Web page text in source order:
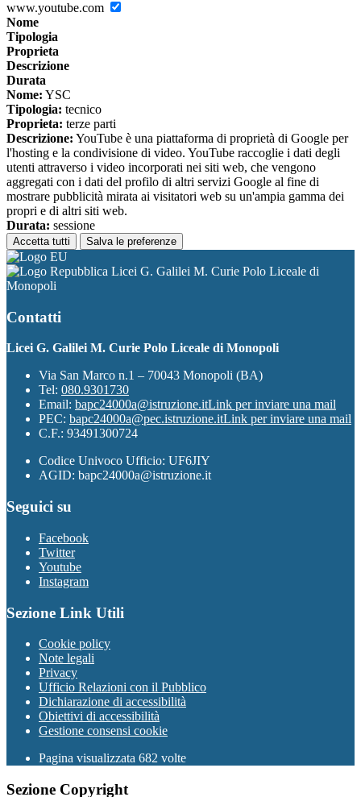
www.youtube.com
Nome
Tipologia
Proprieta
Descrizione
Durata
Nome: YSC
Tipologia: tecnico
Proprieta: terze parti
Descrizione: YouTube è una piattaforma di proprietà di Google per
l'hosting e la condivisione di video. YouTube raccoglie i dati degli
utenti attraverso i video incorporati nei siti web, che vengono
aggregati con i dati del profilo di altri servizi Google al fine di
mostrare pubblicità mirata ai visitatori web su un'ampia gamma dei
propri e di altri siti web.
Durata: sessione
Accetta tutti Salva le preferenze
Licei G. Galilei M. Curie Polo Liceale di
Monopoli
Contatti
Licei G. Galilei M. Curie Polo Liceale di Monopoli
Via San Marco n.1 – 70043 Monopoli (BA)
Tel: 080.9301730
Email: bapc24000a@istruzione.itLink per inviare una mail
PEC: bapc24000a@pec.istruzione.itLink per inviare una mail
C.F.: 93491300724
Codice Univoco Ufficio: UF6JIY
AGID: bapc24000a@istruzione.it
Seguici su
Facebook
Twitter
Youtube
Instagram
Sezione Link Utili
Cookie policy
Note legali
Privacy
Ufficio Relazioni con il Pubblico
Dichiarazione di accessibilità
Obiettivi di accessibilità
Gestione consensi cookie
Pagina visualizzata 682 volte
Sezione Copyright